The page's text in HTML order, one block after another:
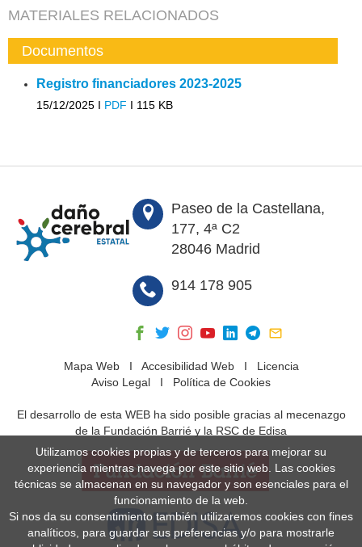
MATERIALES RELACIONADOS
Documentos
Registro financiadores 2023-2025
15/12/2025 I PDF I 115 KB
Paseo de la Castellana,
177, 4ª C2
28046 Madrid
914 178 905
Mapa WebI Accesibilidad WebI Licencia
Aviso Legal I Política de Cookies
El desarrollo de esta WEB ha sido posible gracias al mecenazgo
de la Fundación Barrié y la RSC de Edisa
Utilizamos cookies propias y de terceros para mejorar su
experiencia mientras navega por este sitio web. Las cookies
técnicas se almacenan en su navegador y son esenciales para el
funcionamiento de la web.
Si nos da su consentimiento también utilizaremos cookies con fines
analíticos, para guardar sus preferencias y/o para mostrarle